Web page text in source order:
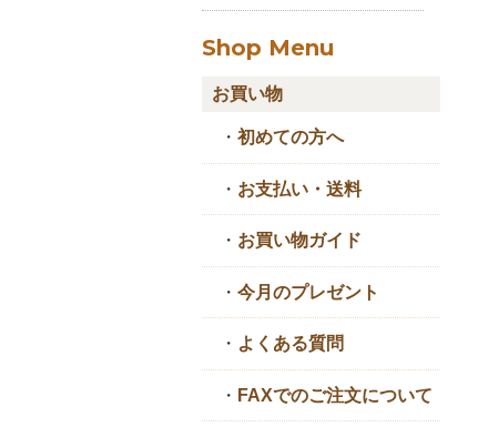
Shop Menu
お買い物
・ 初めての方へ
・ お支払い・送料
・ お買い物ガイド
・ 今月のプレゼント
・ よくある質問
・ FAXでのご注文について